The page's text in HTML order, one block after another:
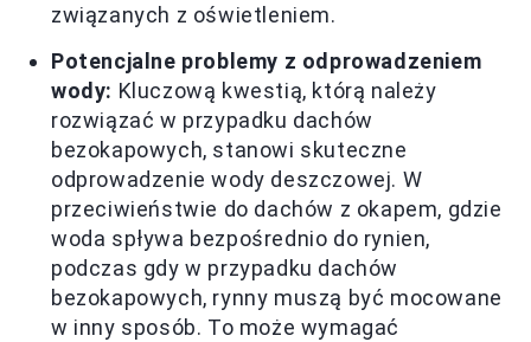
związanych z oświetleniem.
Potencjalne problemy z odprowadzeniem
wody: Kluczową kwestią, którą należy
rozwiązać w przypadku dachów
bezokapowych, stanowi skuteczne
odprowadzenie wody deszczowej. W
przeciwieństwie do dachów z okapem, gdzie
woda spływa bezpośrednio do rynien,
podczas gdy w przypadku dachów
bezokapowych, rynny muszą być mocowane
w inny sposób. To może wymagać